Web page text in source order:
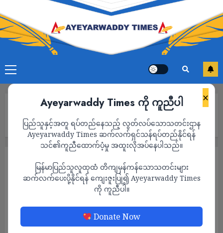
×
Ayeyarwaddy Times ကို ကူညီပါ
ပြည်သူနှင့်အတူ ရပ်တည်နေသည့် လွတ်လပ်သောသတင်းဌာန
Ayeyarwaddy Times ဆက်လက်ရှင်သန်ရပ်တည်နိုင်ရန်
သင်၏ကူညီထောက်ပံ့မှု အထူးလိုအပ်နေပါသည်။
မြန်မာပြည်သူလူထုထံ တိကျမှန်ကန်သောသတင်းများ
ဆက်လက်ပေးပို့နိုင်ရန် ကျေးဇူးပြု၍ Ayeyarwaddy Times
ကို ကူညီပါ။
Donate Now
လူငယ်တွေ အိမ်စီးကားဖြင့်တိုက်၍ ဖြိုခွဲခံရ
လှိုင်မြို့နယ် သုခမှတ်တိုင်းအနီးမှာ 7 July
နှစ်ပတ်လည်နေ့ ဆန္ဒပြတဲ့ လူငယ်တွေ အိမ်စီး
ကားဖြင့်တိုက်၍ ဖြိုခွဲခံရ
ADMIN JULY 7, 2022